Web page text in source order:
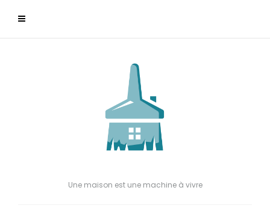
Une maison est une machine à vivre